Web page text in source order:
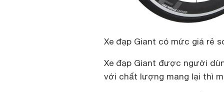
Xe đạp Giant có mức giá rẻ
Xe đạp Giant được người
với chất lượng mang lại thì